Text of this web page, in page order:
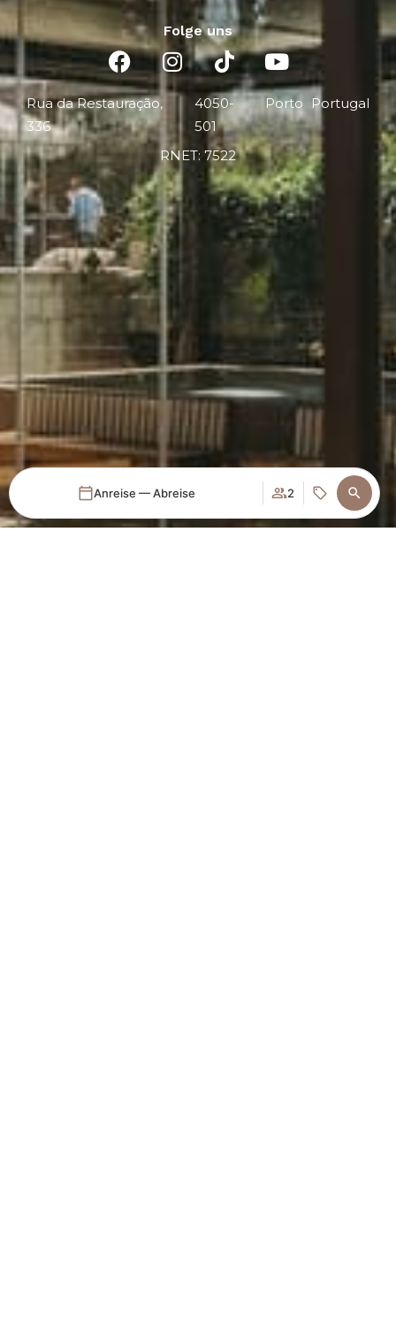
Anreise — Abreise 2
Folge uns
Rua da Restauração,
336
4050-
501
Porto Portugal
RNET: 7522